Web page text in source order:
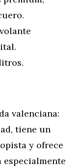
valenciana:
tiene un
y ofrece